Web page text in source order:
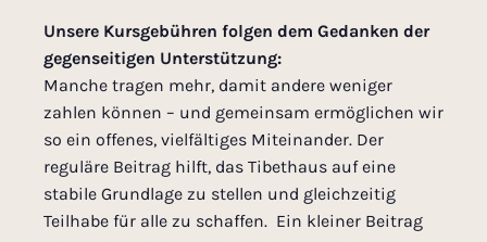
Unsere Kursgebühren folgen dem Gedanken der
gegenseitigen Unterstützung:
Manche tragen mehr, damit andere weniger
zahlen können – und gemeinsam ermöglichen wir
so ein offenes, vielfältiges Miteinander. Der
reguläre Beitrag hilft, das Tibethaus auf eine
stabile Grundlage zu stellen und gleichzeitig
Teilhabe für alle zu schaffen. Ein kleiner Beitrag